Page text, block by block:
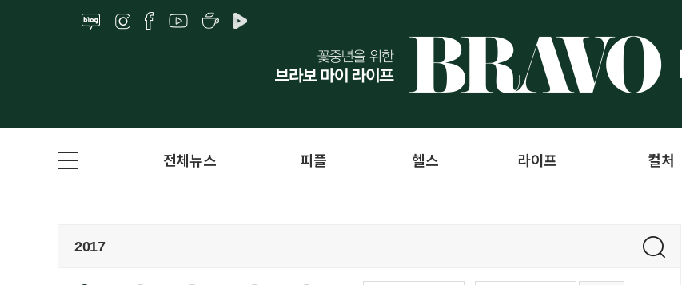
전체뉴스 피플 헬스 라이프 컬처